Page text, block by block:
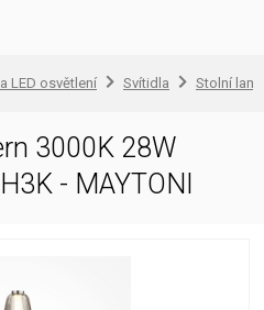
LED osvětlení Svítidla Stolní
3000K 28W
- MAYTONI